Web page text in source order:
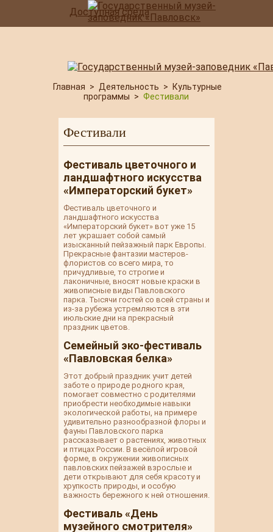
Доступная среда
Главная > Деятельность >
Культурные
программы > Фестивали
Фестивали
Фестиваль цветочного и
ландшафтного искусства
«Императорский букет»
Фестиваль цветочного и
ландшафтного искусства
«Императорский букет» вот уже 15
лет украшает собой самый
изысканный пейзажный парк Европы.
Прекрасные фантазии мастеров-
флористов со всего мира, то
причудливые, то строгие и
лаконичные, вносят новые краски в
живописные виды Павловского
парка. Тысячи гостей со всей страны и
из-за рубежа устремляются в эти
июльские дни на прекрасный
праздник цветов.
Семейный эко-фестиваль
«Павловская белка»
Этот добрый праздник учит детей
заботе о природе родного края,
помогает совместно с родителями
приобрести необходимые навыки
экологической работы, на примере
удивительно разнообразной флоры и
фауны Павловского парка
рассказывает о растениях, животных
и птицах России. В весёлой игровой
форме, в окружении живописных
павловских пейзажей взрослые и
дети открывают для себя красоту и
хрупкость природы, и особую
важность бережного к ней отношения.
Фестиваль «День
музейного смотрителя»